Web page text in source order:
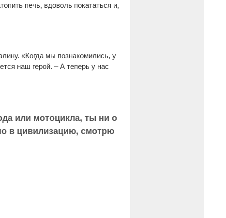
печь, вдоволь покататься и,
«Когда мы познакомились, у
наш герой. – А теперь у нас
или мотоцикла, ты ни о
в цивилизацию, смотрю